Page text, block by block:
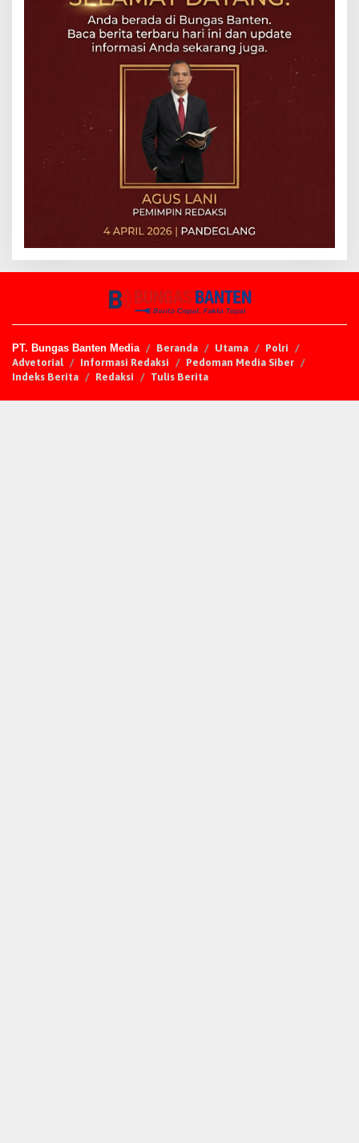
PT. Bungas Banten Media Beranda Utama
Polri
Advetorial
Informasi Redaksi
Pedoman Media Siber
Indeks Berita
Redaksi Tulis Berita